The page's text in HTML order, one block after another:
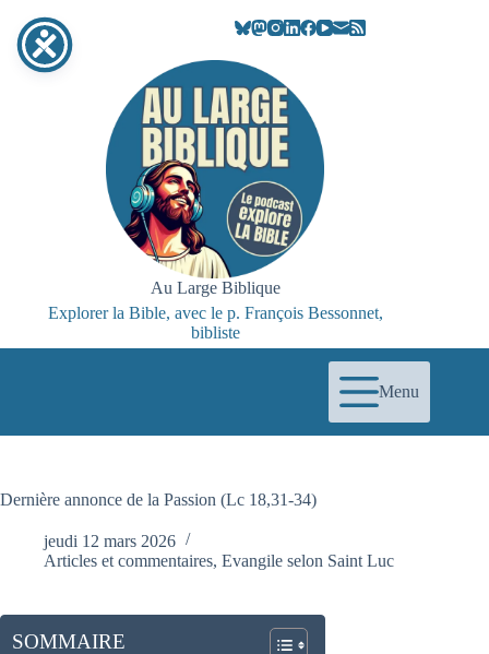
contenu
Au Large Biblique
Explorer la Bible, avec le p. François Bessonnet,
bibliste
Menu
Dernière annonce de la Passion (Lc 18,31-34)
jeudi 12 mars 2026
Articles et commentaires, Evangile selon Saint Luc
SOMMAIRE